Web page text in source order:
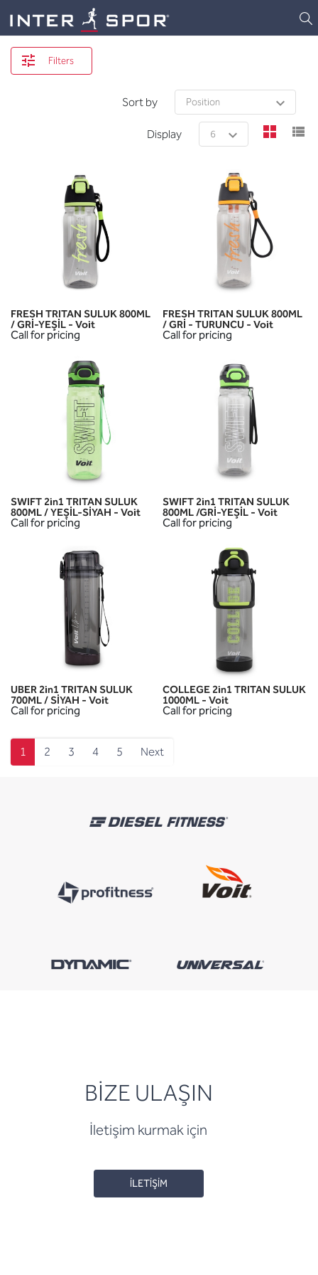
Filters
Sort by
Display
FRESH TRITAN SULUK 800ML
/ GRİ-YEŞİL - Voit
Call for pricing
FRESH TRITAN SULUK 800ML
/ GRİ - TURUNCU - Voit
Call for pricing
SWIFT 2in1 TRITAN SULUK
800ML / YEŞİL-SİYAH - Voit
Call for pricing
SWIFT 2in1 TRITAN SULUK
800ML /GRİ-YEŞİL - Voit
Call for pricing
UBER 2in1 TRITAN SULUK
700ML / SİYAH - Voit
Call for pricing
COLLEGE 2in1 TRITAN SULUK
1000ML - Voit
Call for pricing
1 2 3 4 5 Next
BİZE ULAŞIN
İletişim kurmak için
İLETİŞİM